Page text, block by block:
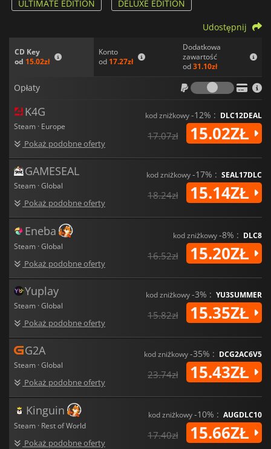
ULTIMATE EDITION
DELUXE EDITION
CD Key
od 15.02zł
Konto
od 17.27zł
Dodatkowa
zawartość
od31.10zł
Udostępnij
Opłaty
Opłaty
K4G
Steam · Europe
Pokaż podobne oferty
kod zniżkowy-12% : DLC12DEAL
17.07zł 15.02ZŁ
GAMESEAL
Steam · Global
Pokaż podobne oferty
kod zniżkowy-17% : SEAL17DLC
18.24zł 15.14ZŁ
Eneba
Steam · Global
Pokaż podobne oferty
kod zniżkowy-8% : DLC8
16.52zł 15.20ZŁ
Yuplay
Steam · Global
Pokaż podobne oferty
kod zniżkowy-3% : YU3SUMMER
15.82zł 15.35ZŁ
G2A
Steam · Global
Pokaż podobne oferty
kod zniżkowy-35% : DCG2AC6V5
23.74zł 15.43ZŁ
Kinguin
Steam · Rest of World
Pokaż podobne oferty
kod zniżkowy-10% : AUGDLC10
17.40zł 15.66ZŁ